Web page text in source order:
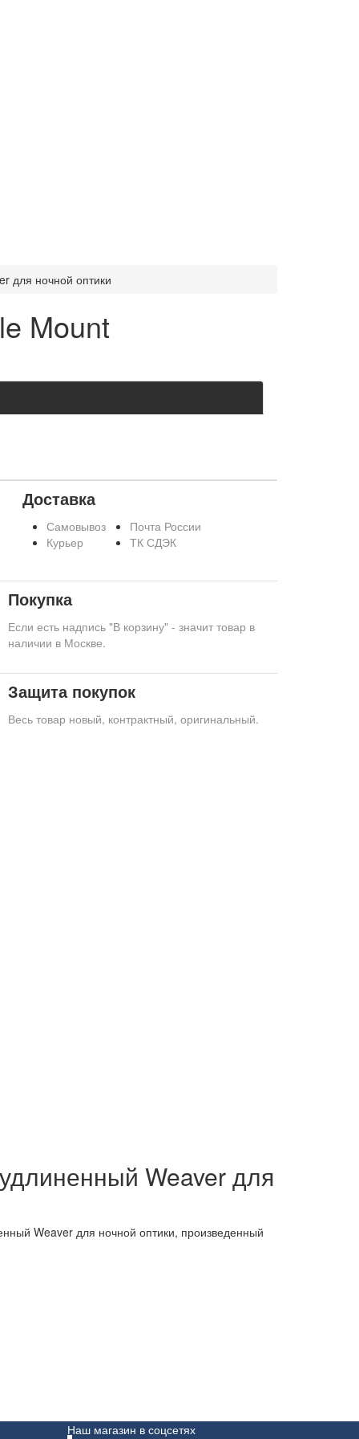
для ночной оптики
Mount
Доставка
Самовывоз
Курьер
Почта России
ТК СДЭК
Покупка
Если есть надпись "В корзину" - значит товар в
наличии в Москве.
Защита покупок
Весь товар новый, контрактный, оригинальный.
Weaver для
Weaver для ночной оптики, произведенный
Наш магазин в соцсетях